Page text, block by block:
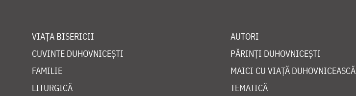
VIAȚA BISERICII
CUVINTE DUHOVNICEȘTI
FAMILIE
LITURGICĂ
AUTORI
PĂRINȚI DUHOVNICEȘTI
MAICI CU VIAȚĂ DUHOVNICEASCĂ
TEMATICĂ